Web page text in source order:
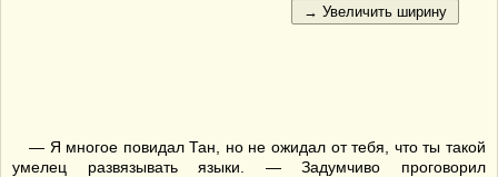
— Я многое повидал Тан, но не ожидал от тебя, что ты такой
умелец развязывать языки. — Задумчиво проговорил